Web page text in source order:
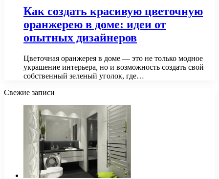
Как создать красивую цветочную
оранжерею в доме: идеи от
опытных дизайнеров
Цветочная оранжерея в доме — это не только модное
украшение интерьера, но и возможность создать свой
собственный зеленый уголок, где…
Свежие записи